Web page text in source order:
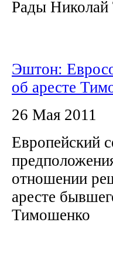
Рады Николай
Эштон:
об аресте
26 Мая 2011
Европейский
отношении
аресте
Тимошенко